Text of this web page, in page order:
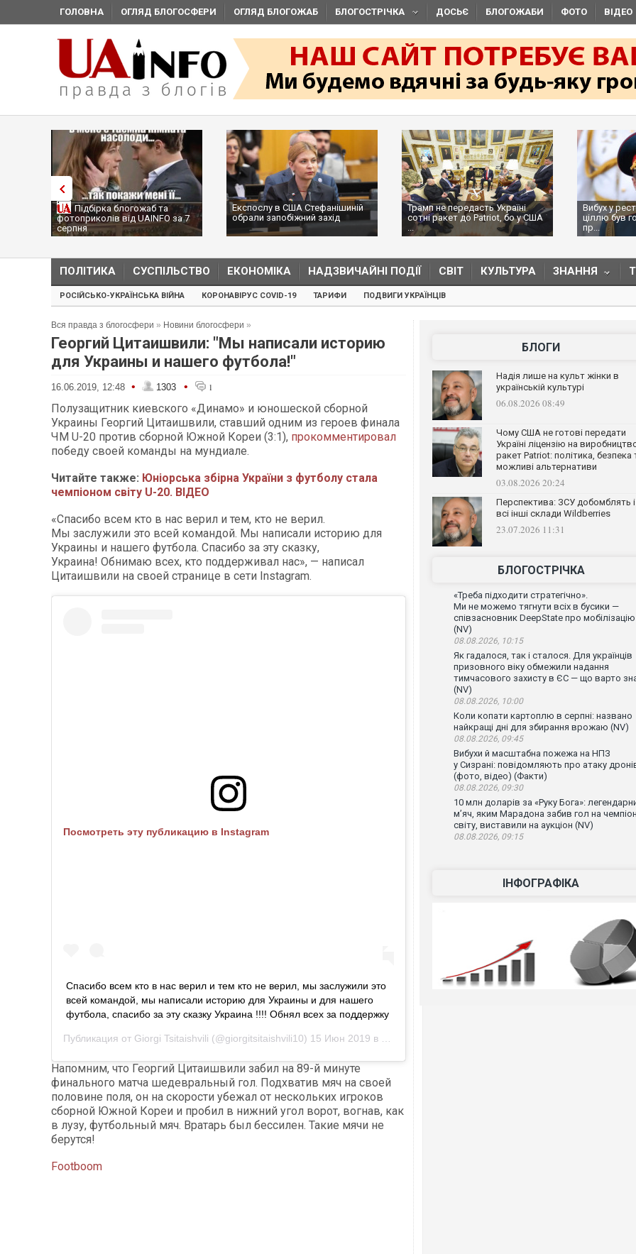
ГОЛОВНА ОГЛЯД БЛОГОСФЕРИ ОГЛЯД БЛОГОЖАБ БЛОГОСТРІЧКА ДОСЬЄ БЛОГОЖАБИ ФОТО ВІДЕО
Підбірка блогожаб та
фотоприколів від UAINFO за 7
серпня
Експослу в США Стефанішиній
обрали запобіжний захід
Трамп не передасть Україні
сотні ракет до Patriot, бо у США
...
Вибух у
ціллю був
пр...
ПОЛІТИКА СУСПІЛЬСТВО ЕКОНОМІКА НАДЗВИЧАЙНІ ПОДІЇ СВІТ КУЛЬТУРА ЗНАННЯ
РОСІЙСЬКО-УКРАЇНСЬКА ВІЙНА КОРОНАВІРУС COVID-19 ТАРИФИ ПОДВИГИ УКРАЇНЦІВ
Вся правда з блогосфери » Новини блогосфери »
Георгий Цитаишвили: "Мы написали историю
для Украины и нашего футбола!"
16.06.2019, 12:48 • 1303 • 1
Полузащитник киевского «Динамо» и юношеской сборной
Украины Георгий Цитаишвили, ставший одним из героев финала
ЧМ U-20 против сборной Южной Кореи (3:1), прокомментировал
победу своей команды на мундиале.
Читайте также: Юніорська збірна України з футболу стала
чемпіоном світу U-20. ВІДЕО
«Спасибо всем кто в нас верил и тем, кто не верил.
Мы заслужили это всей командой. Мы написали историю для
Украины и нашего футбола. Спасибо за эту сказку,
Украина! Обнимаю всех, кто поддерживал нас», — написал
Цитаишвили на своей странице в сети Instagram.
Посмотреть эту публикацию в Instagram
Спасибо всем кто в нас верил и тем кто не верил, мы заслужили это
всей командой, мы написали историю для Украины и для нашего
футбола, спасибо за эту сказку Украина !!!! Обнял всех за поддержку
Публикация от Giorgi Tsitaishvili (@giorgitsitaishvili10) 15 Июн 2019 в 1:01 PDT
Напомним, что Георгий Цитаишвили забил на 89-й минуте
финального матча шедевральный гол. Подхватив мяч на своей
половине поля, он на скорости убежал от нескольких игроков
сборной Южной Кореи и пробил в нижний угол ворот, вогнав, как
в лузу, футбольный мяч. Вратарь был бессилен. Такие мячи не
берутся!
Footboom
БЛОГИ
Надія лише на культ жінки в
українській культурі
06.08.2026 08:49
Чому США не готові передати
Україні ліцензію на
ракет Patriot: політика, безпека
можливі альтернативи
03.08.2026 20:24
Перспектива: ЗСУ добомблять і
всі інші склади Wildberries
23.07.2026 11:31
БЛОГОСТРІЧКА
«Треба підходити стратегічно».
Ми не можемо тягнути всіх в бусики —
співзасновник DeepState про мобілізацію
(NV)
08.08.2026, 10:15
Як гадалося, так і сталося. Для українців
призовного віку обмежили надання
тимчасового захисту в ЄС — що варто
(NV)
08.08.2026, 10:00
Коли копати картоплю в серпні: названо
найкращі дні для збирання врожаю (NV)
08.08.2026, 09:45
Вибухи й масштабна пожежа на НПЗ
у Сизрані: повідомляють про атаку
(фото, відео) (Факти)
08.08.2026, 09:30
10 млн доларів за «Руку Бога»:
м’яч, яким Марадона забив гол на
світу, виставили на аукціон (NV)
08.08.2026, 09:15
ІНФОГРАФІКА